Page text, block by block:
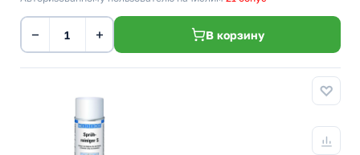
− + В корзину